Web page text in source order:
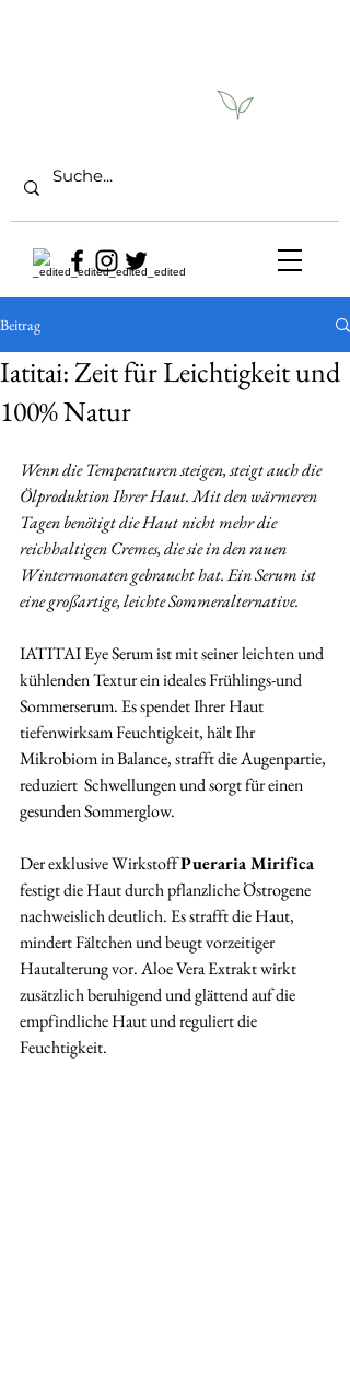
Beitrag
Iatitai: Zeit für Leichtigkeit und
100% Natur
Wenn die Temperaturen steigen, steigt auch die
Ölproduktion Ihrer Haut. Mit den wärmeren
Tagen benötigt die Haut nicht mehr die
reichhaltigen Cremes, die sie in den rauen
Wintermonaten gebraucht hat. Ein Serum ist
eine großartige, leichte Sommeralternative.
IATITAI Eye Serum ist mit seiner leichten und
kühlenden Textur ein ideales Frühlings-und
Sommerserum. Es spendet Ihrer Haut
tiefenwirksam Feuchtigkeit, hält Ihr
Mikrobiom in Balance, strafft die Augenpartie,
reduziert  Schwellungen und sorgt für einen
gesunden Sommerglow.
Der exklusive Wirkstoff Pueraria Mirifica
festigt die Haut durch pflanzliche Östrogene
nachweislich deutlich. Es strafft die Haut,
mindert Fältchen und beugt vorzeitiger
Hautalterung vor. Aloe Vera Extrakt wirkt
zusätzlich beruhigend und glättend auf die
empfindliche Haut und reguliert die
Feuchtigkeit.